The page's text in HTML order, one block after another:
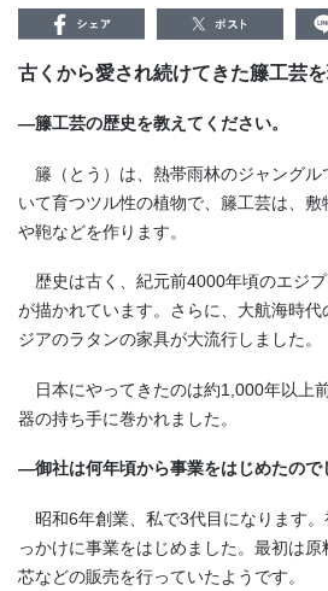
古くから愛され続けてきた籐工芸
―籐工芸の歴史を教えてください。
籐（とう）は、熱帯雨林のジャングル
いて育つツル性の植物で、籐工芸は、
や鞄などを作ります。
歴史は古く、紀元前4000年頃のエジ
が描かれています。さらに、大航海時
ジアのラタンの家具が大流行しました。
日本にやってきたのは約1,000年以上
器の持ち手に巻かれました。
―御社は何年頃から事業をはじめたので
昭和6年創業、私で3代目になります。
っかけに事業をはじめました。最初は
芯などの販売を行っていたようです。